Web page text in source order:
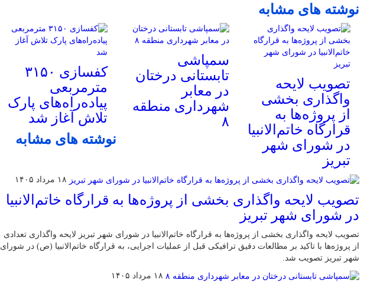
نوشته های مشابه
تصویب لایحه
واگذاری بخشی
از پروژه‌ها به
قرارگاه خاتم‌الانبیا
در شورای شهر
تبریز
سمپاشی
تابستانی درختان
در معابر
شهرداری منطقه
۸
کفسازی ۳۱۵۰
مترمربعی
پیاده‌راه‌های پارک
تلاش آغاز شد
نوشته های مشابه
۱۸ مرداد ۱۴۰۵
تصویب لایحه واگذاری بخشی از پروژه‌ها به قرارگاه خاتم‌الانبیا
در شورای شهر تبریز
تصویب لایحه واگذاری بخشی از پروژه‌ها به قرارگاه خاتم‌الانبیا در شورای شهر تبریز لایحه واگذاری تعدادی
از پروژه‌ها با تاکید بر مطالعات دقیق ترافیکی قبل از عملیات اجرایی، به قرارگاه خاتم‌الانبیا (ص) در شورای
شهر تبریز تصویب شد.
۱۸ مرداد ۱۴۰۵